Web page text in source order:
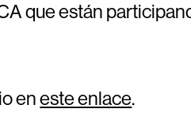
que están
eneste enlace.